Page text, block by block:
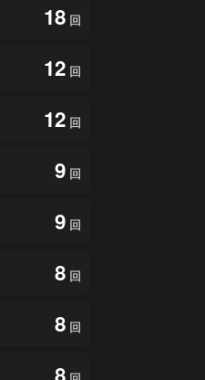
18 回
12 回
12 回
9 回
9 回
8 回
8 回